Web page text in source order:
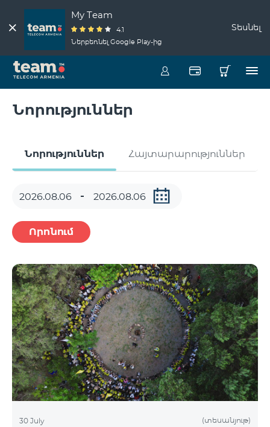
My Team
4.1
Ներբեռնել Google Play-ից
Տեսնել
Նորություններ
Նորություններ Հայտարարություններ
Որոնում
30 July (տեսանյութ)